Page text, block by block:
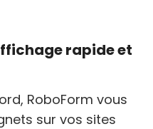
rapide et
RoboForm vous
sur vos sites